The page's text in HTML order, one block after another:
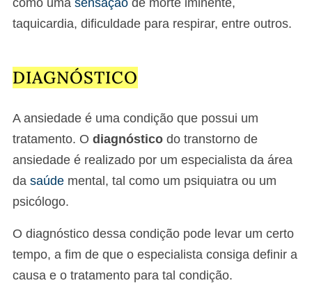
taquicardia, dificuldade para respirar, entre outros.
DIAGNÓSTICO
A ansiedade é uma condição que possui um
tratamento. O diagnóstico do transtorno de
ansiedade é realizado por um especialista da área
da saúde mental, tal como um psiquiatra ou um
psicólogo.
O diagnóstico dessa condição pode levar um certo
tempo, a fim de que o especialista consiga definir a
causa e o tratamento para tal condição.